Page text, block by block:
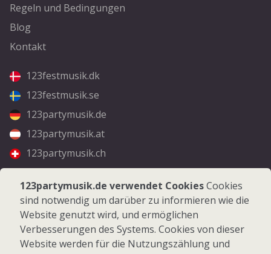
Regeln und Bedingungen
Blog
Kontakt
123festmusik.dk
123festmusik.se
123partymusik.de
123partymusik.at
123partymusik.ch
Folgen Sie uns
Facebook
Instagram
123partymusik.de verwendet CookiesCookies
sind notwendig um darüber zu informieren wie die
Website genutzt wird, und ermöglichen
Verbesserungen des Systems. Cookies von dieser
Website werden für die Nutzungszählung und